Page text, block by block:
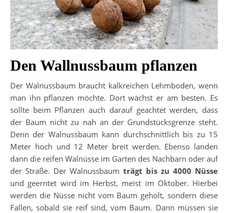
Den Wallnussbaum pflanzen
Der Walnussbaum braucht kalkreichen Lehmboden, wenn
man ihn pflanzen möchte. Dort wächst er am besten. Es
sollte beim Pflanzen auch darauf geachtet werden, dass
der Baum nicht zu nah an der Grundstücksgrenze steht.
Denn der Walnussbaum kann durchschnittlich bis zu 15
Meter hoch und 12 Meter breit werden. Ebenso landen
dann die reifen Walnüsse im Garten des Nachbarn oder auf
der Straße. Der Walnussbaum trägt bis zu 4000 Nüsse
und geerntet wird im Herbst, meist im Oktober. Hierbei
werden die Nüsse nicht vom Baum geholt, sondern diese
Fallen, sobald sie reif sind, vom Baum. Dann müssen sie